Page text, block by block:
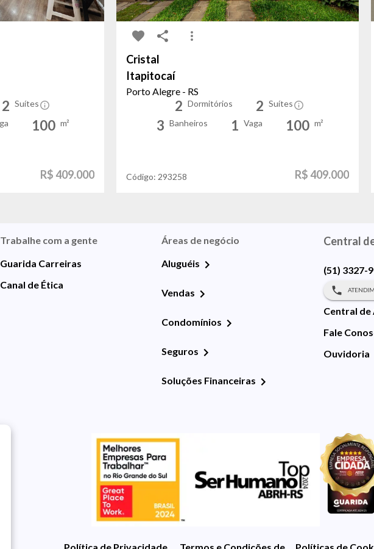
2 Suítes
100 m²
R$ 409.000
Cristal
Itapitocaí
Porto Alegre - RS
2 Dormitórios 2 Suítes
3 Banheiros 1 Vaga 100 m²
Código: 293258 R$ 409.000
Trabalhe com a gente
Guarida Carreiras
Canal de Ética
Áreas de negócio
Aluguéis
Vendas
Condomínios
Seguros
Soluções Financeiras
Central
(51) 3327-
Central de
Fale
Ouvidoria
Política de Privacidade Termos e Condições de UsoPolíticas de